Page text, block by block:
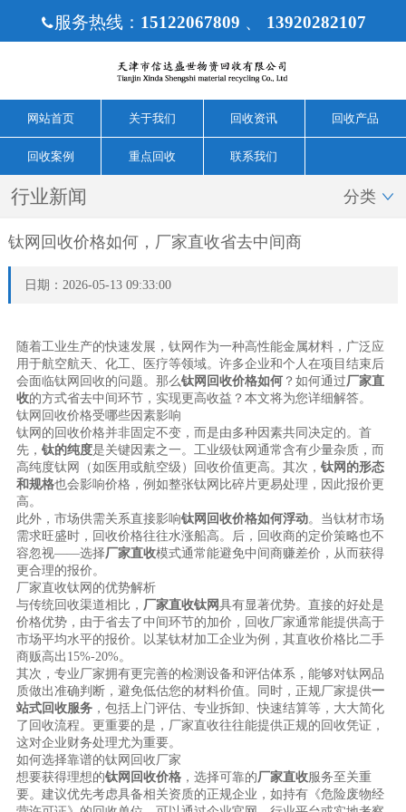
服务热线： 15122067809 、 13920282107
网站首页 关于我们 回收资讯 回收产品
回收案例 重点回收 联系我们
行业新闻 分类 
钛网回收价格如何，厂家直收省去中间商
日期：2026-05-13 09:33:00
随着工业生产的快速发展，钛网作为一种高性能金属材料，广泛应
用于航空航天、化工、医疗等领域。许多企业和个人在项目结束后
会面临钛网回收的问题。那么钛网回收价格如何？如何通过厂家直
收的方式省去中间环节，实现更高收益？本文将为您详细解答。
钛网回收价格受哪些因素影响
钛网的回收价格并非固定不变，而是由多种因素共同决定的。首
先， 钛的纯度是关键因素之一。工业级钛网通常含有少量杂质，而
高纯度钛网（如医用或航空级）回收价值更高。其次， 钛网的形态
和规格也会影响价格，例如整张钛网比碎片更易处理，因此报价更
高。
此外，市场供需关系直接影响钛网回收价格如何浮动。当钛材市场
需求旺盛时，回收价格往往水涨船高。后，回收商的定价策略也不
容忽视——选择厂家直收模式通常能避免中间商赚差价，从而获得
更合理的报价。
厂家直收钛网的优势解析
与传统回收渠道相比， 厂家直收钛网具有显著优势。直接的好处是
价格优势，由于省去了中间环节的加价，回收厂家通常能提供高于
市场平均水平的报价。以某钛材加工企业为例，其直收价格比二手
商贩高出15%-20%。
其次，专业厂家拥有更完善的检测设备和评估体系，能够对钛网品
质做出准确判断，避免低估您的材料价值。同时，正规厂家提供一
站式回收服务，包括上门评估、专业拆卸、快速结算等，大大简化
了回收流程。更重要的是，厂家直收往往能提供正规的回收凭证，
这对企业财务处理尤为重要。
如何选择靠谱的钛网回收厂家
想要获得理想的钛网回收价格，选择可靠的厂家直收服务至关重
要。建议优先考虑具备相关资质的正规企业，如持有《危险废物经